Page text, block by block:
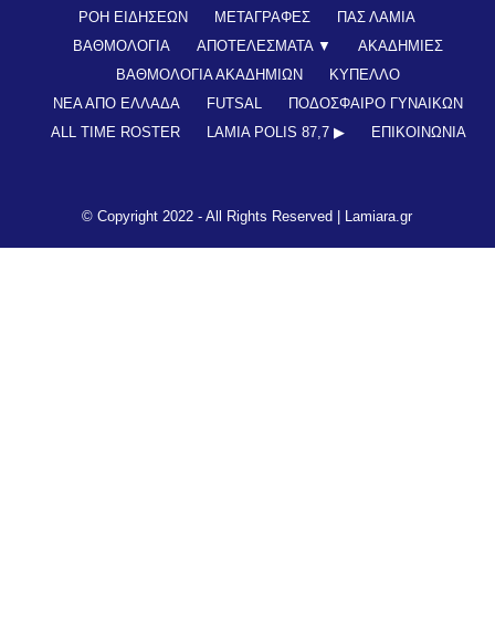
ΡΟΗ ΕΙΔΗΣΕΩΝ ΜΕΤΑΓΡΑΦΕΣ
ΠΑΣ ΛΑΜΙΑ
ΒΑΘΜΟΛΟΓΙΑ
ΑΠΟΤΕΛΕΣΜΑΤΑ ▼
ΑΚΑΔΗΜΙΕΣ
ΒΑΘΜΟΛΟΓΙΑ ΑΚΑΔΗΜΙΩΝ
ΚΥΠΕΛΛΟ
ΝΕΑ ΑΠΟ ΕΛΛΑΔΑ
FUTSAL
ΠΟΔΟΣΦΑΙΡΟ ΓΥΝΑΙΚΩΝ
ALL TIME ROSTER
LAMIA POLIS 87,7 ▶︎ ΕΠΙΚΟΙΝΩΝΊΑ
© Copyright 2022 - All Rights Reserved | Lamiara.gr